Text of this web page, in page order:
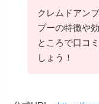
クレムドアン
プーの特徴や
ところで口コ
しょう！